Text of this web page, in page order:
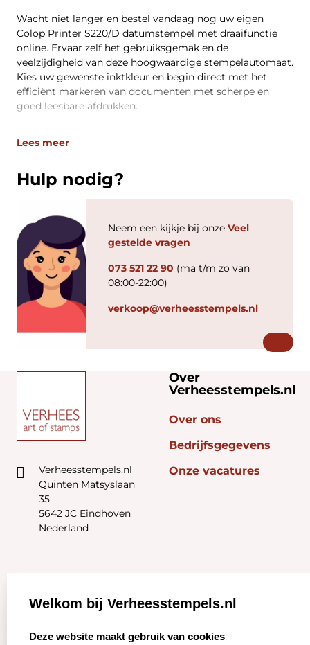
Wacht niet langer en bestel vandaag nog uw eigen
Colop Printer S220/D datumstempel met draaifunctie
online. Ervaar zelf het gebruiksgemak en de
veelzijdigheid van deze hoogwaardige stempelautomaat.
Kies uw gewenste inktkleur en begin direct met het
efficiënt markeren van documenten met scherpe en
goed leesbare afdrukken.
Lees meer
Hulp nodig?
Neem een kijkje bij onze Veel
gestelde vragen
073 521 22 90 (ma t/m zo van
08:00-22:00)
verkoop@verheesstempels.nl
Verheesstempels.nl
Quinten Matsyslaan
35
5642 JC Eindhoven
Nederland
Over
Verheesstempels.nl
Over ons
Bedrijfsgegevens
Onze vacatures
Zakelijk: Klantenservice:
Welkom bij Verheesstempels.nl
Deze website maakt gebruik van cookies